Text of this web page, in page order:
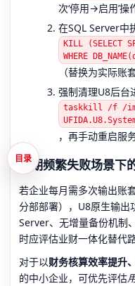
次‘停用→启用’操
在SQL Server中
KILL (SELECT
WHERE
（替换为实际账
强制清理U8后台
taskkill /f /
，再手动重启服务
长期频繁失败场景下
若企业每月需多次输出账
分部部署），U8原生输出
Server、无增量备份机制
时应评估业财一体化替代路
对于以财务核算效率提升
的中小企业，可优先评估
目录